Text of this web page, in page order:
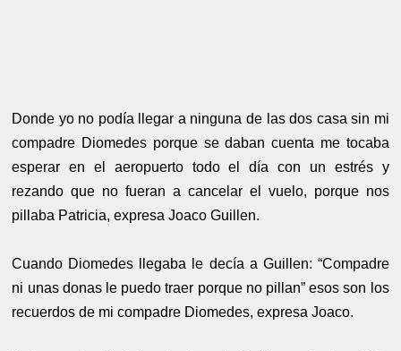
Donde yo no podía llegar a ninguna de las dos casa sin mi
compadre Diomedes porque se daban cuenta me tocaba
esperar en el aeropuerto todo el día con un estrés y
rezando que no fueran a cancelar el vuelo, porque nos
pillaba Patricia, expresa Joaco Guillen.
Cuando Diomedes llegaba le decía a Guillen: “Compadre
ni unas donas le puedo traer porque no pillan” esos son los
recuerdos de mi compadre Diomedes, expresa Joaco.